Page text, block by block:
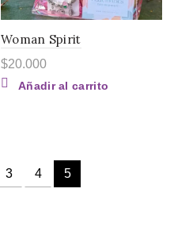
Woman Spirit
$20.000
Añadir al carrito
3 4 5